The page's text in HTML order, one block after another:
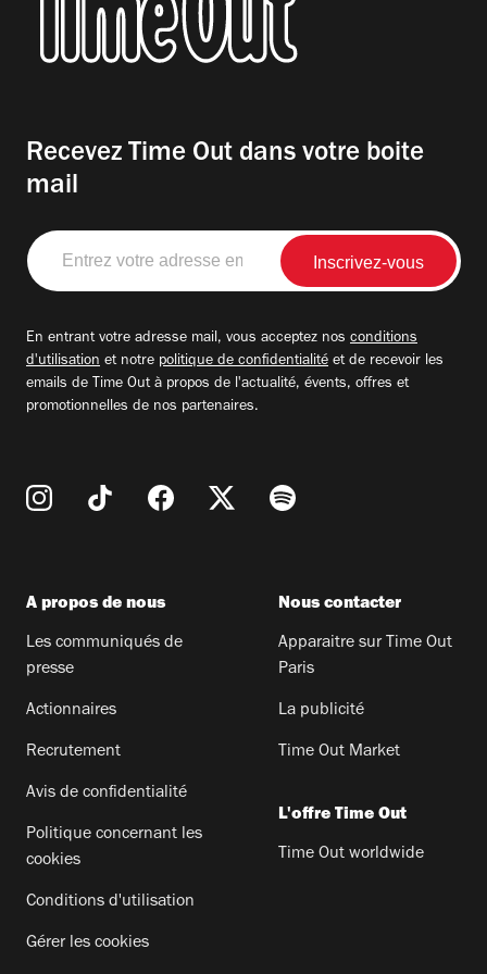
Recevez Time Out dans votre boite
mail
Entrez
votre
adresse
En entrant votre adresse mail, vous acceptez nos conditions
d'utilisation et notre politique de confidentialité et de recevoir les
emails de Time Out à propos de l'actualité, évents, offres et
promotionnelles de nos partenaires.
A propos de nous
Les communiqués de
presse
Actionnaires
Recrutement
Avis de confidentialité
Politique concernant les
cookies
Conditions d'utilisation
Gérer les cookies
Nous contacter
Apparaitre sur Time Out
Paris
La publicité
Time Out Market
L'offre Time Out
Time Out worldwide